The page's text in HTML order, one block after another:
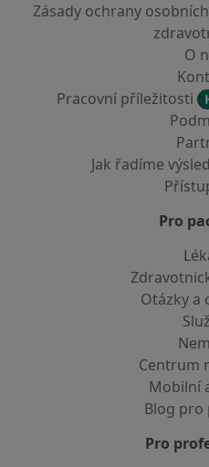
Zásady ochrany
O
Pracovní příležitosti
Jak řadíme
Pro
Otázky a
Centrum
Mobilní
Blog pro
Pro